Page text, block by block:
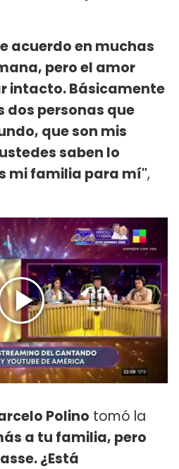
acuerdo en muchas
pero el amor
intacto. Básicamente
dos personas que
que son mis
saben lo
mi familia para mí",
Polino tomó la
a tu familia, pero
¿Está